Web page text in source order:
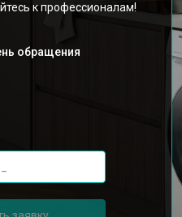
к профессионалам!
обращения